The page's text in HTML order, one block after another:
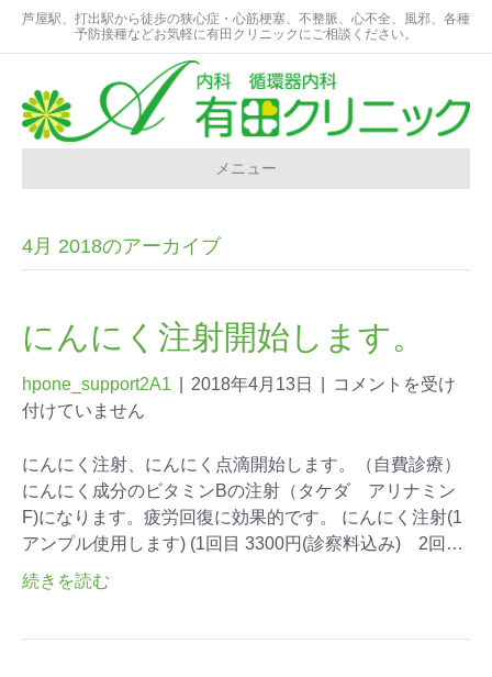
芦屋駅、打出駅から徒歩の狭心症・心筋梗塞、不整脈、心不全、風邪、各種
予防接種などお気軽に有田クリニックにご相談ください。
メニュー
4月 2018のアーカイブ
にんにく注射開始します。
hpone_support2A1 2018年4月13日
コメントを受け
付けていません
にんにく注射、にんにく点滴開始します。（自費診療）
にんにく成分のビタミンBの注射（タケダ アリナミン
F)になります。疲労回復に効果的です。 にんにく注射(1
アンプル使用します) (1回目 3300円(診察料込み) 2回…
続きを読む